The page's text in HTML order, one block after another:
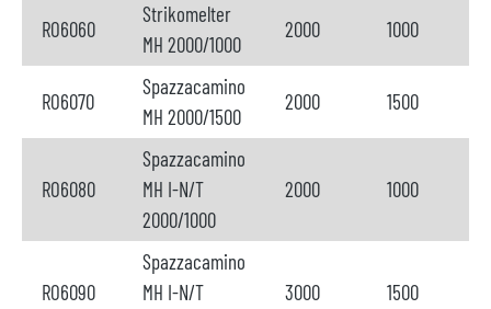
RO6060
Strikomelter
MH 2000/1000
2000 1000
RO6070
Spazzacamino
MH 2000/1500
2000 1500
RO6080
Spazzacamino
MH I-N/T
2000/1000
2000 1000
RO6090
Spazzacamino
MH I-N/T
3000 1500